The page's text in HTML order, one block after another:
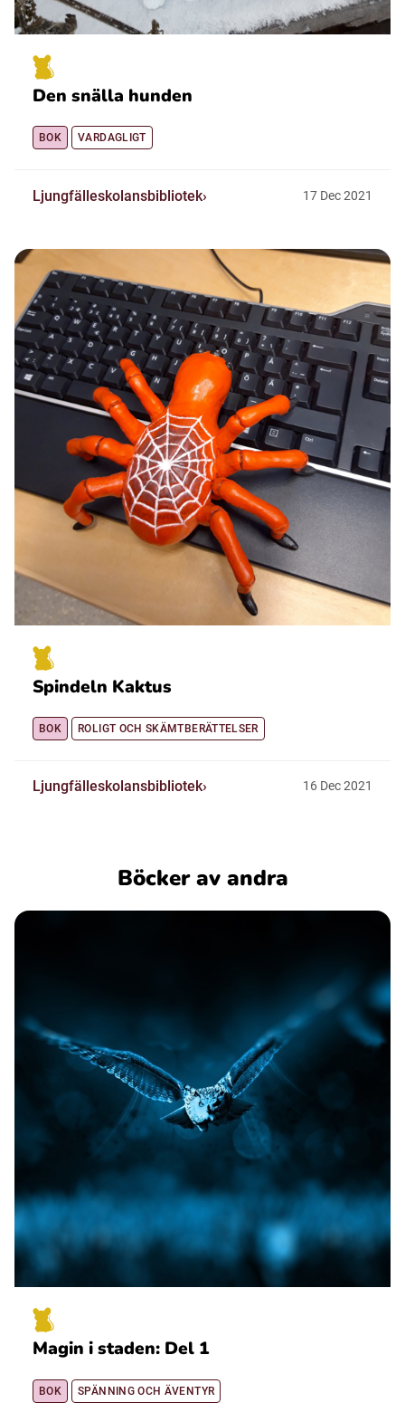
Den snälla hunden
BOK VARDAGLIGT
Ljungfälleskolansbibliotek 17 Dec2021
Spindeln Kaktus
BOK ROLIGT OCH SKÄMTBERÄTTELSER
Ljungfälleskolansbibliotek 16 Dec2021
Böcker av andra
Magin i staden: Del 1
BOK SPÄNNING OCH ÄVENTYR